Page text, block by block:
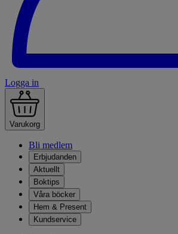
Logga in
Varukorg
Bli medlem
Erbjudanden
Aktuellt
Boktips
Våra böcker
Hem & Present
Kundservice